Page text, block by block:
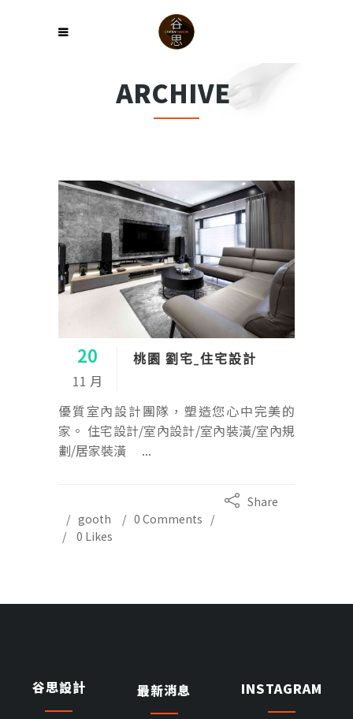
ARCHIVE
20
11 月
桃園 劉宅_住宅設計
優質室內設計團隊，塑造您心中完美的
家。 住宅設計/室內設計/室內裝潢/室內規
劃/居家裝潢 ...
gooth 0 Comments
Share
0 Likes
谷思設計 最新消息 INSTAGRAM